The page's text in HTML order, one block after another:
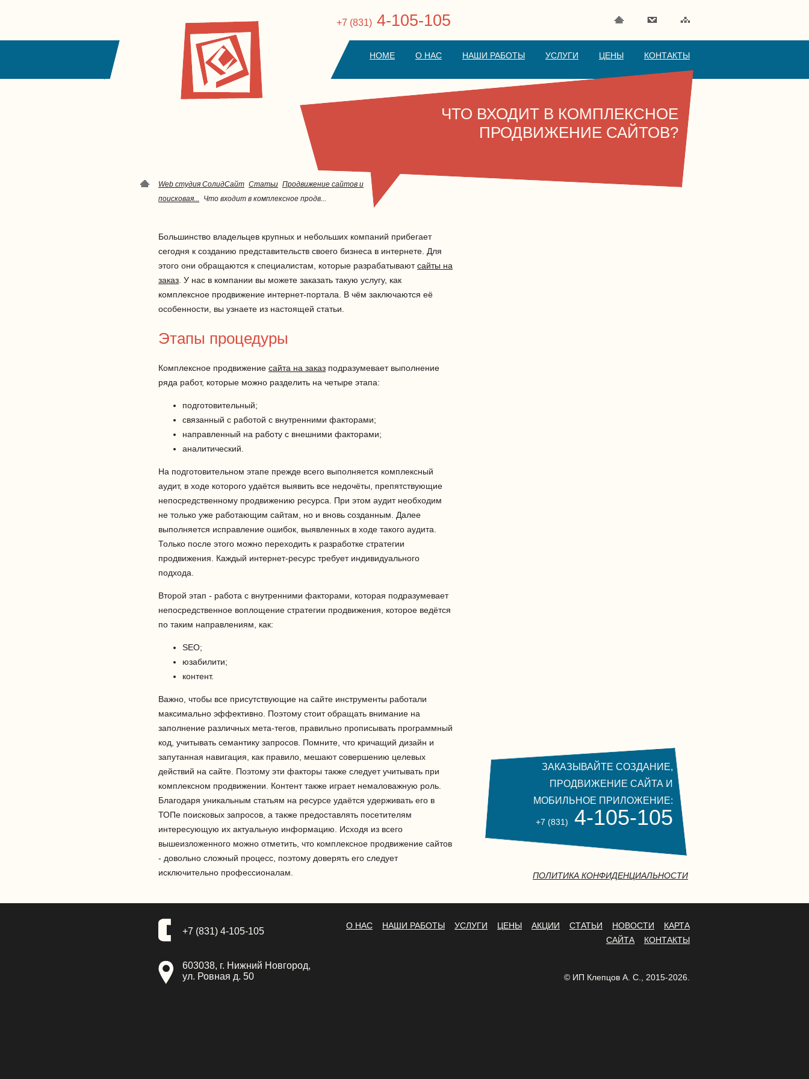
+7 (831) 4-105-105
ЧТО ВХОДИТ В КОМПЛЕКСНОЕ
ПРОДВИЖЕНИЕ САЙТОВ?
HOME О НАС НАШИ РАБОТЫ УСЛУГИ ЦЕНЫ КОНТАКТЫ
Web студия СолидСайт Статьи Продвижение сайтов и
поисковая...
Что входит в комплексное продв...
Большинство владельцев крупных и небольших компаний прибегает
сегодня к созданию представительств своего бизнеса в интернете. Для
этого они обращаются к специалистам, которые разрабатываютсайты на
заказ . У нас в компании вы можете заказать такую услугу, как
комплексное продвижение интернет-портала. В чём заключаются её
особенности, вы узнаете из настоящей статьи.
Этапы процедуры
Комплексное продвижение сайта на заказ подразумевает выполнение
ряда работ, которые можно разделить на четыре этапа:
подготовительный;
связанный с работой с внутренними факторами;
направленный на работу с внешними факторами;
аналитический.
На подготовительном этапе прежде всего выполняется комплексный
аудит, в ходе которого удаётся выявить все недочёты, препятствующие
непосредственному продвижению ресурса. При этом аудит необходим
не только уже работающим сайтам, но и вновь созданным. Далее
выполняется исправление ошибок, выявленных в ходе такого аудита.
Только после этого можно переходить к разработке стратегии
продвижения. Каждый интернет-ресурс требует индивидуального
подхода.
Второй этап - работа с внутренними факторами, которая подразумевает
непосредственное воплощение стратегии продвижения, которое ведётся
по таким направлениям, как:
SEO;
юзабилити;
контент.
Важно, чтобы все присутствующие на сайте инструменты работали
максимально эффективно. Поэтому стоит обращать внимание на
заполнение различных мета-тегов, правильно прописывать программный
код, учитывать семантику запросов. Помните, что кричащий дизайн и
запутанная навигация, как правило, мешают совершению целевых
действий на сайте. Поэтому эти факторы также следует учитывать при
комплексном продвижении. Контент также играет немаловажную роль.
Благодаря уникальным статьям на ресурсе удаётся удерживать его в
ТОПе поисковых запросов, а также предоставлять посетителям
интересующую их актуальную информацию. Исходя из всего
вышеизложенного можно отметить, что комплексное продвижение сайтов
- довольно сложный процесс, поэтому доверять его следует
исключительно профессионалам.
ЗАКАЗЫВАЙТЕ СОЗДАНИЕ,
ПРОДВИЖЕНИЕ САЙТА И
МОБИЛЬНОЕ ПРИЛОЖЕНИЕ:
+7 (831) 4-105-105
ПОЛИТИКА КОНФИДЕНЦИАЛЬНОСТИ
+7 (831) 4-105-105
603038, г. Нижний Новгород,
ул. Ровная д. 50
О НАС НАШИ РАБОТЫ УСЛУГИ ЦЕНЫ АКЦИИ СТАТЬИ НОВОСТИ
КАРТА
САЙТА
КОНТАКТЫ
© ИП Клепцов А. С., 2015-2026.